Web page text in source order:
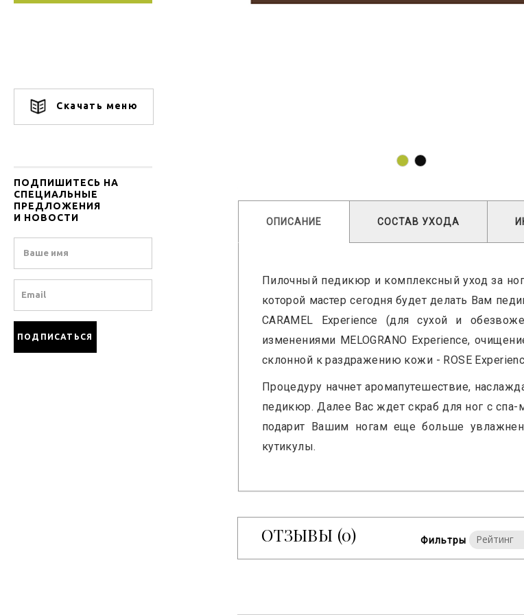
Скачать меню
ПОДПИШИТЕСЬ НА
СПЕЦИАЛЬНЫЕ
ПРЕДЛОЖЕНИЯ
И НОВОСТИ
ОПИСАНИЕ СОСТАВ УХОДА
Пилочный педикюр и комплексный уход за
которой мастер сегодня будет делать Вам
CARAMEL Experience (для сухой и
изменениями MELOGRANO Experience,
склонной к раздражению кожи - ROSE
Процедуру начнет аромапутешествие,
педикюр. Далее Вас ждет скраб для ног с
подарит Вашим ногам еще больше
кутикулы.
ОТЗЫВЫ (0) Фильтры